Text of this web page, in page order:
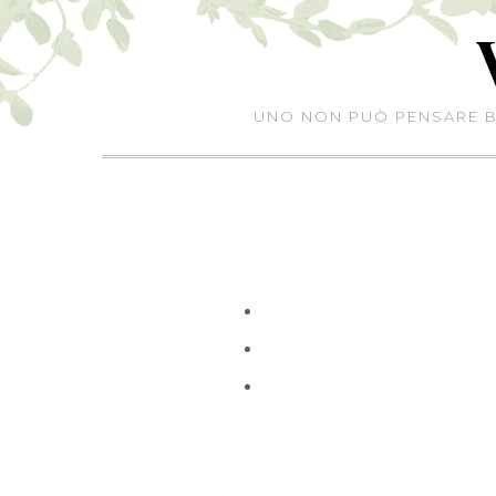
Skip
to
content
UNO NON PUÒ PENSARE